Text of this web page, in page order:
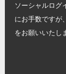
ソーシャルログ
にお手数ですが
をお願いいたし